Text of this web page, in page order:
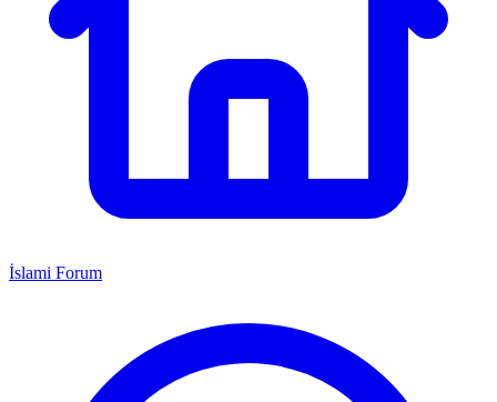
İslami Forum